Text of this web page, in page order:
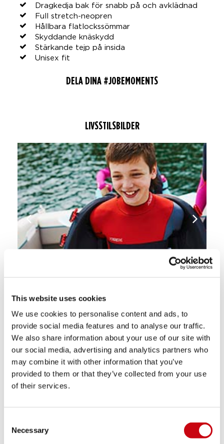
This website uses cookies
We use cookies to personalise content and ads, to
provide social media features and to analyse our traffic.
We also share information about your use of our site with
our social media, advertising and analytics partners who
may combine it with other information that you’ve
provided to them or that they’ve collected from your use
of their services.
Selection
Necessary
Dragkedja bak för snabb på och avklädnad
Full stretch-neopren
Hållbara flatlockssömmar
Skyddande knäskydd
Stärkande tejp på insida
Unisex fit
DELA DINA #JOBEMOMENTS
LIVSSTILSBILDER